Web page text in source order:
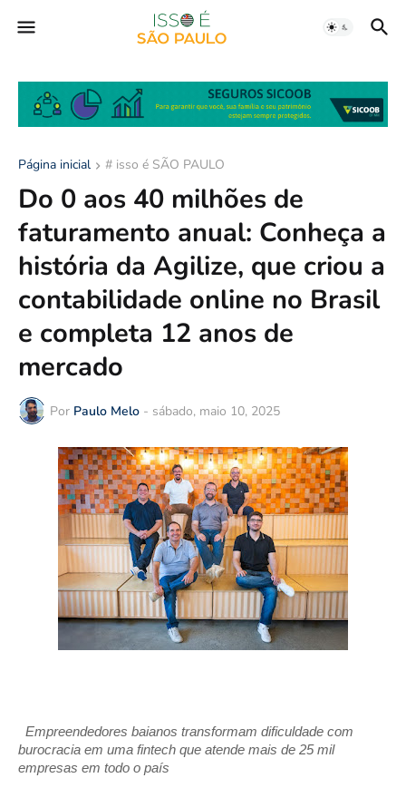
Página inicial # isso é SÃO PAULO
Do 0 aos 40 milhões de
faturamento anual: Conheça a
história da Agilize, que criou a
contabilidade online no Brasil
e completa 12 anos de
mercado
Por Paulo Melo - sábado, maio 10, 2025
Empreendedores baianos transformam dificuldade com
burocracia em uma fintech que atende mais de 25 mil
empresas em todo o país